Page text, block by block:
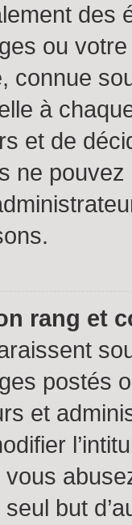
des
ou
connue
à
et de
ne pouvez
rang et
postés
et
vous
but